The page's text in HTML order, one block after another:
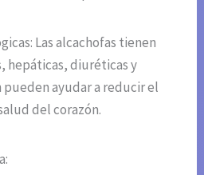
Las alcachofas tienen
hepáticas, diuréticas y
ayudar a reducir el
del corazón.